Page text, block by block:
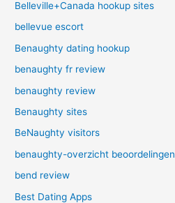
Belleville+Canada hookup sites
bellevue escort
Benaughty dating hookup
benaughty fr review
benaughty review
Benaughty sites
BeNaughty visitors
benaughty-overzicht beoordelingen
bend review
Best Dating Apps